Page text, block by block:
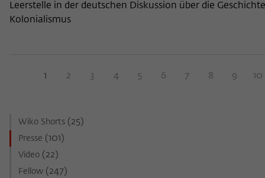
Leerstelle in der deutschen Diskussion über die
Kolonialismus
1 2 3 4 5 6 7 8 9 10
Wiko Shorts (25)
Presse (101)
Video (22)
Fellow (247)